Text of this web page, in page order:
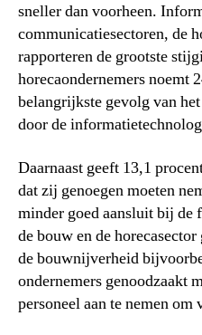
sneller dan voorheen.
communicatiesectoren, de
rapporteren de grootste
horecaondernemers noemt
belangrijkste gevolg van
door de
Daarnaast geeft 13,1
dat zij genoegen moeten
minder goed aansluit bij de
de bouw en de
de bouwnijverheid
ondernemers genoodzaakt
personeel aan te nemen om